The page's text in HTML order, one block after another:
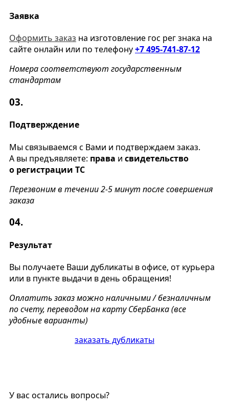
Заявка
Оформить заказ на изготовление гос рег знака на
сайте онлайн или по телефону+7 495-741-87-12
Номера соответствуют государственным
стандартам
03.
Подтверждение
Мы связываемся с Вами и подтверждаем заказ.
А вы предъявляете: права и свидетельство
о регистрации ТС
Перезвоним в течении 2-5 минут после совершения
заказа
04.
Результат
Вы получаете Ваши дубликаты в офисе, от курьера
или в пункте выдачи в день обращения!
Оплатить заказ можно наличными / безналичным
по счету, переводом на карту СберБанка (все
удобные варианты)
заказать дубликаты
У вас остались вопросы?